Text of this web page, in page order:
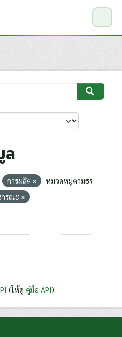
ล
การผลิต
หมวดหมู่ตามธร
ารณะ
(ให้ดู คู่มือ API).